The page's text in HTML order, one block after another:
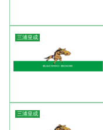
三浦皇成
三浦皇成